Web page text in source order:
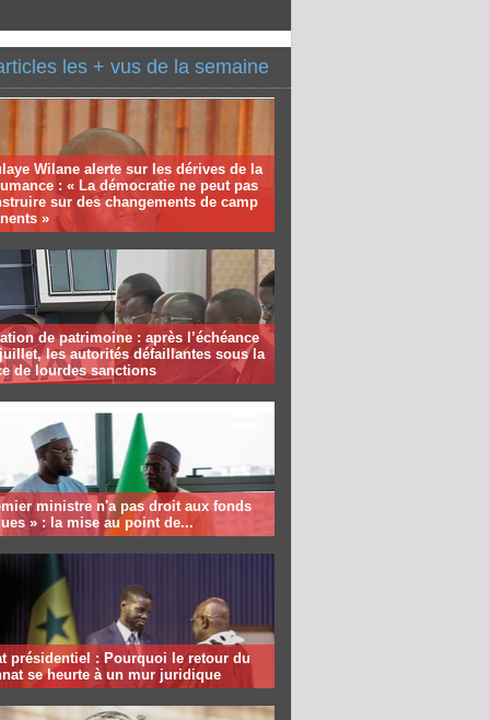
les + vus de la semaine
Wilane alerte sur les dérives de la
: « La démocratie ne peut pas
sur des changements de camp
»
de patrimoine : après l’échéance
les autorités défaillantes sous la
de lourdes sanctions
ministre n'a pas droit aux fonds
» : la mise au point de...
présidentiel : Pourquoi le retour du
se heurte à un mur juridique